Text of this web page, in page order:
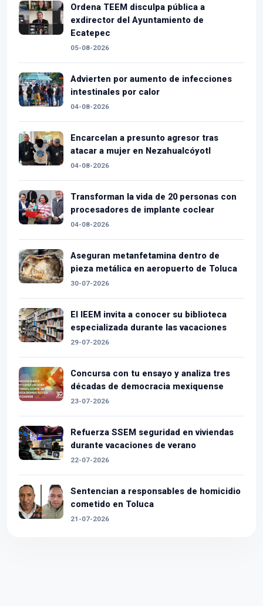
Ordena TEEM disculpa pública a
exdirector del Ayuntamiento de
Ecatepec
05-08-2026
Advierten por aumento de infecciones
intestinales por calor
04-08-2026
Encarcelan a presunto agresor tras
atacar a mujer en Nezahualcóyotl
04-08-2026
Transforman la vida de 20 personas con
procesadores de implante coclear
04-08-2026
Aseguran metanfetamina dentro de
pieza metálica en aeropuerto de Toluca
30-07-2026
El IEEM invita a conocer su biblioteca
especializada durante las vacaciones
29-07-2026
Concursa con tu ensayo y analiza tres
décadas de democracia mexiquense
23-07-2026
Refuerza SSEM seguridad en viviendas
durante vacaciones de verano
22-07-2026
Sentencian a responsables de homicidio
cometido en Toluca
21-07-2026